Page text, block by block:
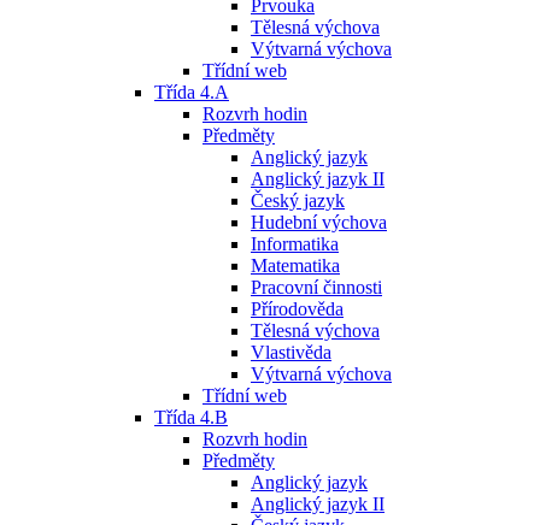
Prvouka
Tělesná výchova
Výtvarná výchova
Třídní web
Třída 4.A
Rozvrh hodin
Předměty
Anglický jazyk
Anglický jazyk II
Český jazyk
Hudební výchova
Informatika
Matematika
Pracovní činnosti
Přírodověda
Tělesná výchova
Vlastivěda
Výtvarná výchova
Třídní web
Třída 4.B
Rozvrh hodin
Předměty
Anglický jazyk
Anglický jazyk II